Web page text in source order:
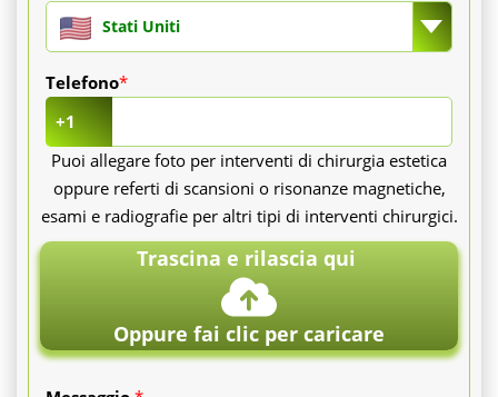
Stati Uniti
Telefono*
+1
Puoi allegare foto per interventi di chirurgia estetica
oppure referti di scansioni o risonanze magnetiche,
esami e radiografie per altri tipi di interventi chirurgici.
Trascina e rilascia qui
Oppure fai clic per caricare